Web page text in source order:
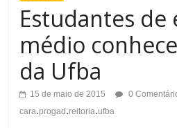
Estudantes de
médio
da Ufba
15 de maio de 2015 0
cara.progad.reitoria.ufba